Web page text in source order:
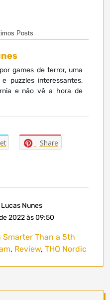
Posts
games de terror, uma
puzzles interessantes,
e não vê a hora de
Share
Lucas Nunes
2022 às 09:50
Smarter Than a 5th
, Review, THQ Nordic